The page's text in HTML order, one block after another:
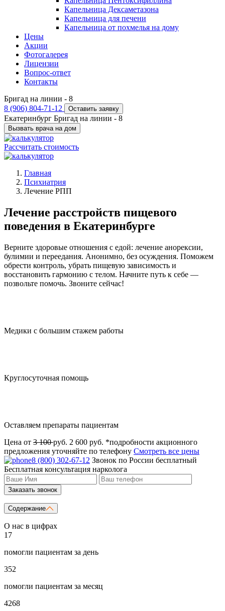
Капельница Дексаметазона
Капельница для печени
Капельница от похмелья на дому
Цены
Акции
Фотогалерея
Лицензии
Вопрос-ответ
Контакты
Бригад на линии - 8
8 (906) 804-71-12
Оставить заявку
Екатеринбург Бригад на линии - 8
Вызвать врача на дом
Рассчитать стоимость
Главная
Психиатрия
Лечение РПП
Лечение расстройств пищевого
поведения в Екатеринбурге
Верните здоровые отношения с едой: лечение анорексии,
булимии и переедания. Анонимно, без осуждения. Поможем
обрести контроль, убрать пищевую зависимость и
восстановить гармонию с телом. Начните путь к себе —
позвольте помочь. Звоните сейчас!
Медики с большим стажем работы
Круглосуточная помощь
Оставляем препараты пациентам
Цена от 3 100руб. 2 600 руб. *подробности акционного
предложения уточняйте по телефону Смотреть все цены
8 (800) 302-67-12 Звонок по России бесплатный
Бесплатная консультация нарколога
Заказать звонок
Содержание
О нас в цифрах
17
помогли пациентам за день
352
помогли пациентам за месяц
4268